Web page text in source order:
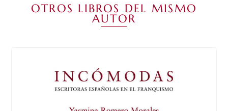
OTROS LIBROS DEL MISMO
AUTOR